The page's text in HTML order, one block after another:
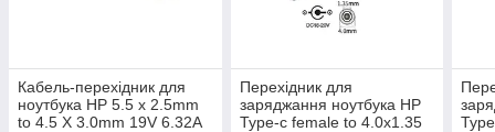
Кабель-перехідник для
ноутбука HP 5.5 x 2.5mm
to 4.5 X 3.0mm 19V 6.32A
Перехідник для
заряджання ноутбука HP
Type-c female to 4.0x1.35